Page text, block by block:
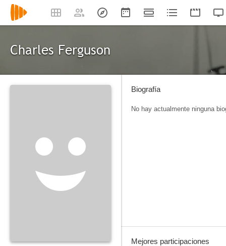
Charles Ferguson
Biografía
No hay actualmente ninguna
Mejores participaciones